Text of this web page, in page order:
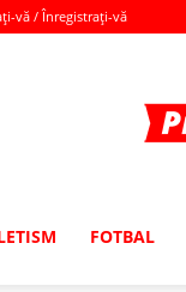
vă / Înregistrați-vă
FOTBAL